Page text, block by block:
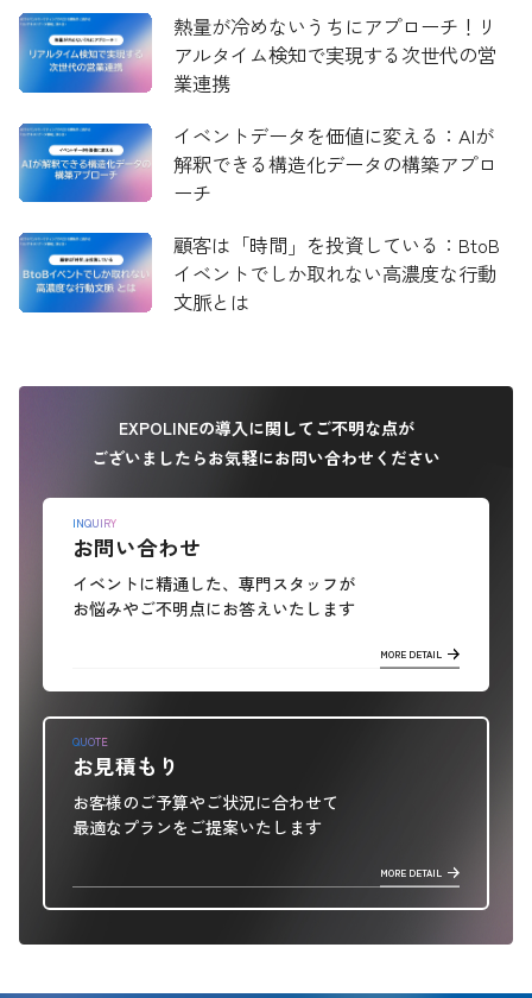
熱量が冷めないうちにアプローチ！リ
アルタイム検知で実現する次世代の営
業連携
イベントデータを価値に変える：AIが
解釈できる構造化データの構築アプロ
ーチ
顧客は「時間」を投資している：BtoB
イベントでしか取れない高濃度な行動
文脈とは
EXPOLINEの導入に関してご不明な点が
ございましたらお気軽にお問い合わせください
INQUIRY
お問い合わせ
イベントに精通した、専門スタッフが
お悩みやご不明点にお答えいたします
MORE DETAIL
QUOTE
お見積もり
お客様のご予算やご状況に合わせて
最適なプランをご提案いたします
MORE DETAIL